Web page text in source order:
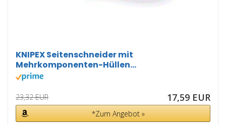
KNIPEX Seitenschneider mit
Mehrkomponenten-Hüllen...
23,32 EUR 17,59 EUR
*Zum Angebot »